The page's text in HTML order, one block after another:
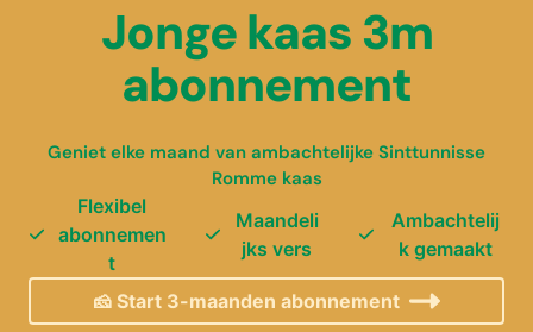
Jonge kaas 3m
abonnement
Geniet elke maand van ambachtelijke Sinttunnisse
Romme kaas
Flexibel
abonnemen
t
Maandeli
jks vers
Ambachtelij
k gemaakt
🧀 Start 3-maanden abonnement